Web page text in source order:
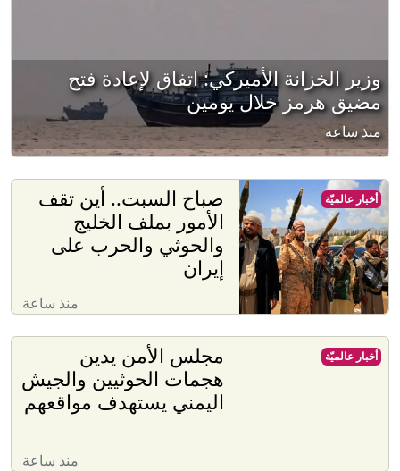
وزير الخزانة الأميركي: اتفاق لإعادة فتح
مضيق هرمز خلال يومين
منذ ساعة
صباح السبت.. أين تقف
الأمور بملف الخليج
والحوثي والحرب على
إيران
منذ ساعة
أخبار عالميّة
مجلس الأمن يدين
هجمات الحوثيين والجيش
اليمني يستهدف مواقعهم
منذ ساعة
أخبار عالميّة